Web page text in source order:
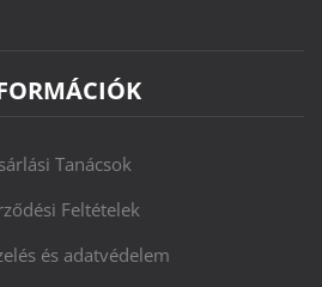
Tanácsok
Feltételek
és adatvédelem